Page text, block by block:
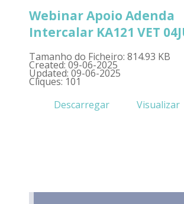
Webinar Apoio Adenda
Intercalar KA121 VET
Tamanho do Ficheiro: 814.93 KB
Created: 09-06-2025
Updated: 09-06-2025
Cliques: 101
Descarregar
Visualizar